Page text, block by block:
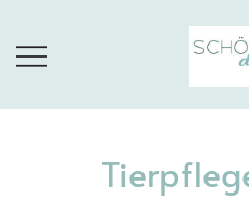
content
Schöne